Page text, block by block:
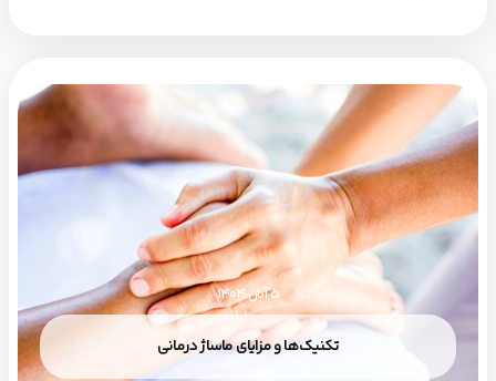
5 آبان 1404
تکنیک‌ها و مزایای ماساژ درمانی